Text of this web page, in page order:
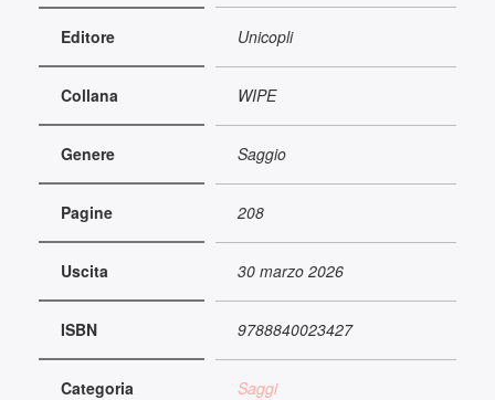
Editore Unicopli
Collana WIPE
Genere Saggio
Pagine 208
Uscita 30 marzo 2026
ISBN 9788840023427
Categoria Saggi